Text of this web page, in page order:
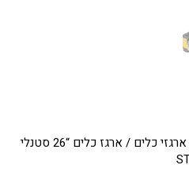
ארגזי כלים
/ ארגז כלים “26 סטנלי